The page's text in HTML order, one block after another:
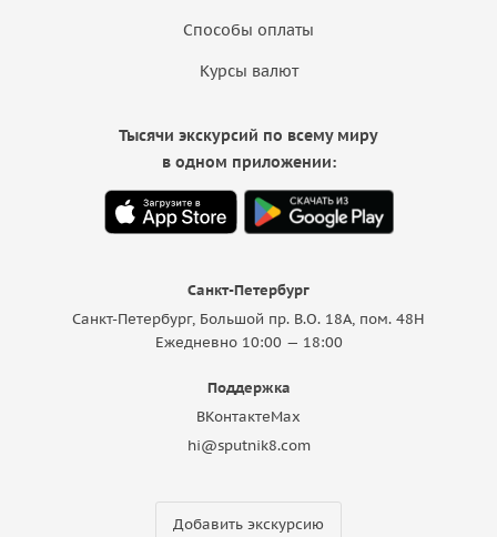
Способы оплаты
Курсы валют
Санкт-Петербург
Санкт-Петербург, Большой пр. В.О. 18A, пом. 48Н
Ежедневно 10:00 — 18:00
Поддержка
ВКонтактеMax
hi@sputnik8.com
Добавить экскурсию
Тысячи экскурсий по всему миру
в одном приложении: